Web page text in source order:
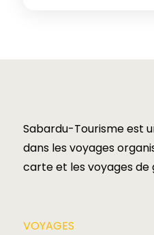
Sabardu-Tourisme est
dans les voyages
carte et les voyages de
VOYAGES​